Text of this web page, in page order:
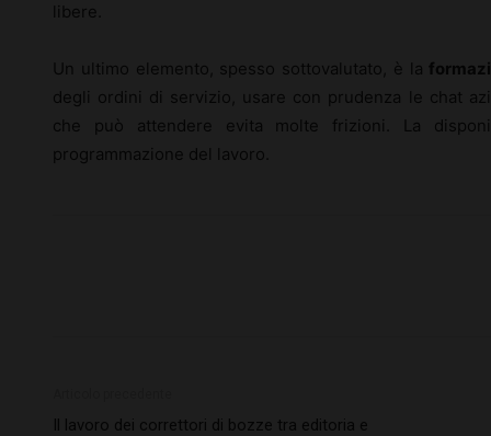
libere.
Un ultimo elemento, spesso sottovalutato, è la
degli ordini di servizio, usare con prudenza le chat
che può attendere evita molte frizioni. La
programmazione del lavoro.
Il lavoro dei correttori di bozze tra editoria e